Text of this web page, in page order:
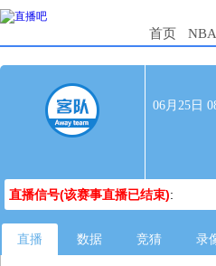
首页
06月25日
直播信号(该赛事直播已结束):
直播 数据 竞猜 录